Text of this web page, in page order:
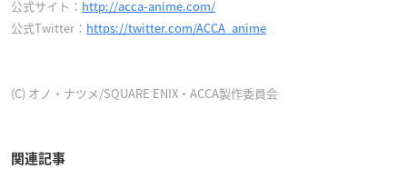
公式サイト： http://acca-anime.com/
公式Twitter： https://twitter.com/ACCA_anime
(C) オノ・ナツメ/SQUARE ENIX・ACCA製作委員会
関連記事